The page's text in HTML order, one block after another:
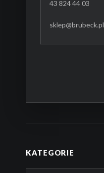
43 824 44 03
sklep@brubeck.pl
KATEGORIE